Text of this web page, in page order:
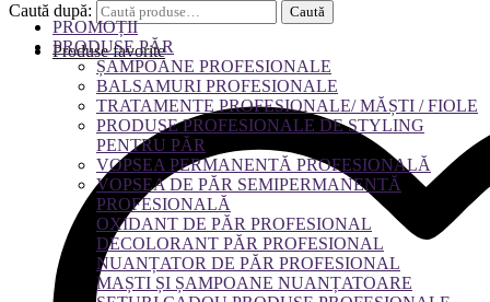
Caută după: Caută
Produse favorite
PROMOȚII
PRODUSE PĂR
ȘAMPOANE PROFESIONALE
BALSAMURI PROFESIONALE
TRATAMENTE PROFESIONALE/ MĂȘTI / FIOLE
PRODUSE PROFESIONALE DE STYLING
PENTRU PĂR
VOPSEA PERMANENTĂ PROFESIONALĂ
VOPSEA DE PĂR SEMIPERMANENTĂ
PROFESIONALĂ
OXIDANT DE PĂR PROFESIONAL
DECOLORANT PĂR PROFESIONAL
NUANȚATOR DE PĂR PROFESIONAL
MAȘTI ȘI ȘAMPOANE NUANȚATOARE